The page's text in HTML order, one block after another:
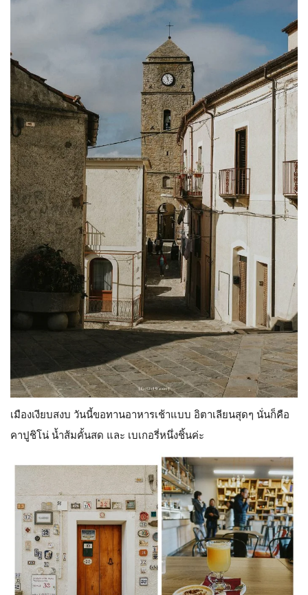
เมืองเงียบสงบ วันนี้ขอทานอาหารเช้าแบบ อิตาเลียนสุดๆ นั่นก็คือ
คาปูชิโน่ น้ำส้มคั้นสด และ เบเกอรี่หนึ่งชิ้นค่ะ